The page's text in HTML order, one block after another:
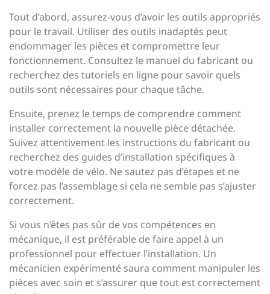
Tout d’abord, assurez-vous d’avoir les outils appropriés
pour le travail. Utiliser des outils inadaptés peut
endommager les pièces et compromettre leur
fonctionnement. Consultez le manuel du fabricant ou
recherchez des tutoriels en ligne pour savoir quels
outils sont nécessaires pour chaque tâche.
Ensuite, prenez le temps de comprendre comment
installer correctement la nouvelle pièce détachée.
Suivez attentivement les instructions du fabricant ou
recherchez des guides d’installation spécifiques à
votre modèle de vélo. Ne sautez pas d’étapes et ne
forcez pas l’assemblage si cela ne semble pas s’ajuster
correctement.
Si vous n’êtes pas sûr de vos compétences en
mécanique, il est préférable de faire appel à un
professionnel pour effectuer l’installation. Un
mécanicien expérimenté saura comment manipuler les
pièces avec soin et s’assurer que tout est correctement